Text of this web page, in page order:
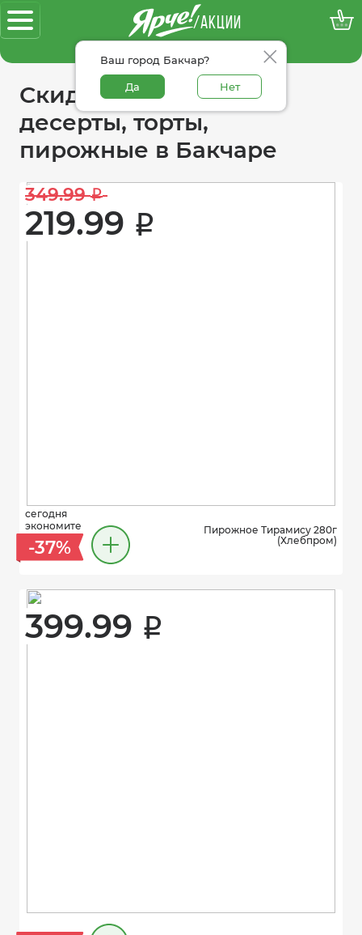
/АКЦИИ
Ваш город Бакчар?
Да Нет
100% достоверные акции
Скидки в категории
десерты, торты,
пирожные в Бакчаре
349.99 i
219.99 i
сегодня
экономите
-37%
Пирожное Тирамису 280г
(Хлебпром)
399.99 i